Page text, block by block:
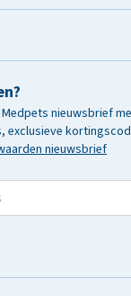
nieuwsbrief
exclusieve
nieuwsbrief